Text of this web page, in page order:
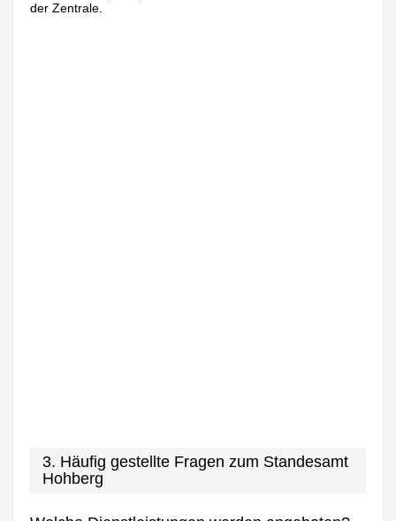
der Zentrale.
3. Häufig gestellte Fragen zum Standesamt
Hohberg